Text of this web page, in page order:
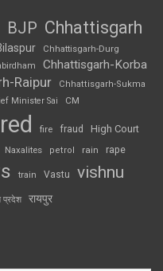
BJP Chhattisgarh
Chhattisgarh-Durg
Chhattisgarh-Korba
Raipur
Chhattisgarh-Sukma
Minister Sai CM
fire fraud High Court
Naxalites petrol rain rape
train Vastu vishnu
प्रदेश रायपुर